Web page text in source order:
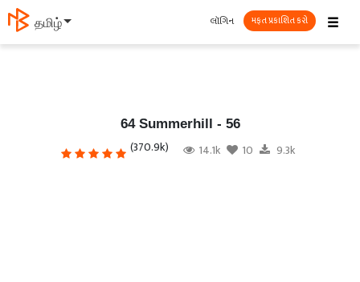
தமிழ் ☰
લૉગિન મફત પ્રકાશિત કરો
64 Summerhill - 56
(370.9k) 14.1k 10 9.3k